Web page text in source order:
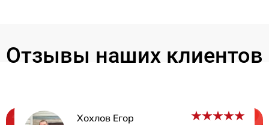
Отзывы наших клиентов
Хохлов Егор